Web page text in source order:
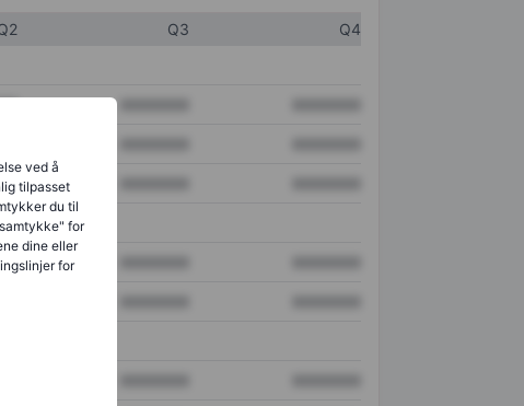
ved å
tilpasset
du til
for
dine eller
for
Q3
Q4